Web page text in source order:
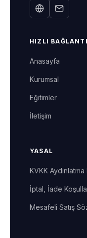
HIZLI
Anasayfa
Kurumsal
Eğitimler
İletişim
YASAL
KVKK
İptal, İade
Mesafeli Satış